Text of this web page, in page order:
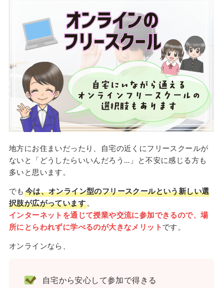
地方にお住まいだったり、自宅の近くにフリースクールが
ないと「どうしたらいいんだろう…」と不安に感じる方も
多いと思います。
でも 今は、オンライン型のフリースクールという新しい選
択肢が広がっています。
インターネットを通じて授業や交流に参加できるので、場
所にとらわれずに学べるのが大きなメリット です。
オンラインなら、
自宅から安心して参加で得きる